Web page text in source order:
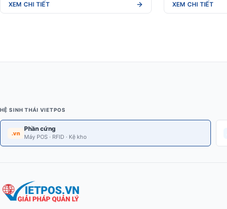
XEM CHI TIẾT XEM CHI TIẾT
HỆ SINH THÁI VIETPOS
.vn
Phần cứng
Máy POS · RFID · Kệ kho